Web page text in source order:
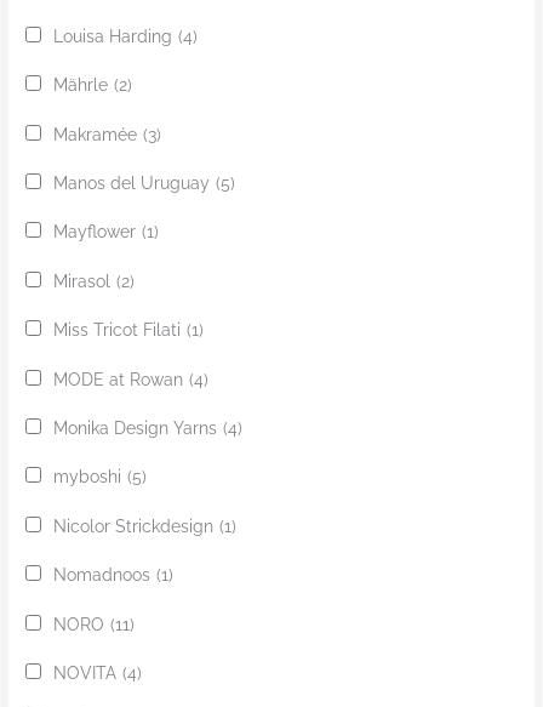
Louisa Harding (4)
Mährle (2)
Makramée (3)
Manos del Uruguay (5)
Mayflower (1)
Mirasol (2)
Miss Tricot Filati (1)
MODE at Rowan (4)
Monika Design Yarns (4)
myboshi (5)
Nicolor Strickdesign (1)
Nomadnoos (1)
NORO (11)
NOVITA (4)